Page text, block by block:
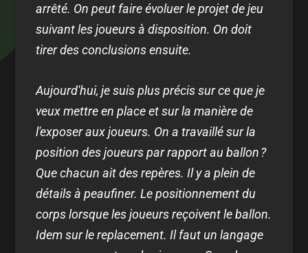
arrêté. On peut faire évoluer le projet de jeu
suivant les joueurs à disposition. On doit
tirer des conclusions ensuite.
Aujourd'hui, je suis plus précis sur ce que je
veux mettre en place et sur la manière de
l'exposer aux joueurs. On a travaillé sur la
position des joueurs par rapport au ballon ?
Que chacun ait des repères. Il y a plein de
détails à peaufiner. Le positionnement du
corps lorsque les joueurs reçoivent le ballon.
Idem sur le replacement. Il faut un langage